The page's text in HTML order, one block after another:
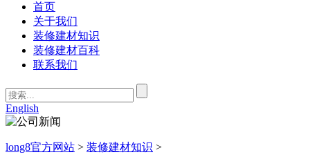
首页
关于我们
装修建材知识
装修建材百科
联系我们
English
long8官方网站 > 装修建材知识 >